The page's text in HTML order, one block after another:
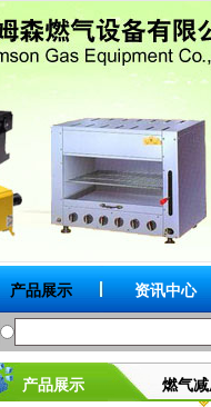
产品展示 资讯中心
产品展示 燃气